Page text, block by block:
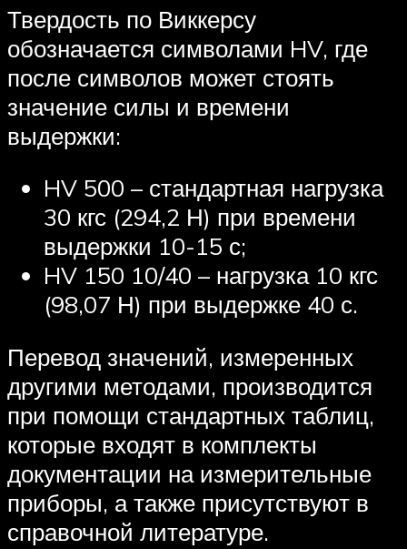
Твердость по Виккерсу
обозначается символами HV, где
после символов может стоять
значение силы и времени
выдержки:
HV 500 – стандартная нагрузка
30 кгс (294,2 Н) при времени
выдержки 10-15 с;
HV 150 10/40 – нагрузка 10 кгс
(98,07 Н) при выдержке 40 с.
Перевод значений, измеренных
другими методами, производится
при помощи стандартных таблиц,
которые входят в комплекты
документации на измерительные
приборы, а также присутствуют в
справочной литературе.